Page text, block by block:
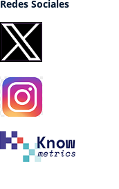
Redes Sociales